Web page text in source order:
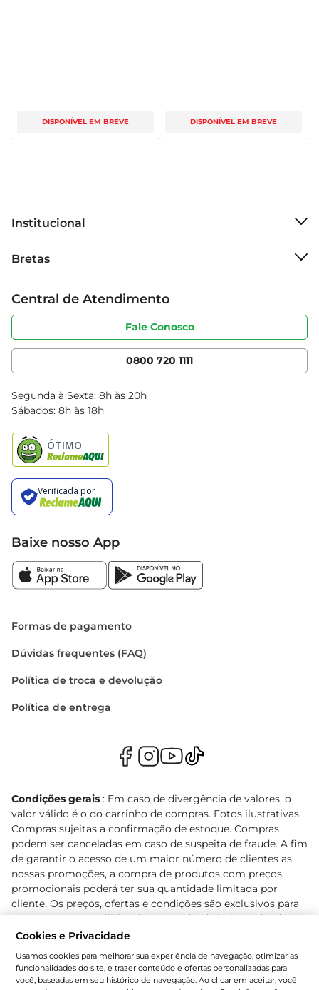
DISPONÍVEL EM BREVE DISPONÍVEL EM BREVE
Institucional
Grupo Cencosud
Sobre privacidade
Portal do fornecedor
Cencosud Media
Bretas
Produtos Bretas
Código de ética
Serviços
Clube Bretas
Blog Bretas
Black Friday
Central de Atendimento
Fale Conosco
0800 720 1111
Segunda à Sexta: 8h às 20h
Sábados: 8h às 18h
Baixe nosso App
Formas de pagamento
Dúvidas frequentes (FAQ)
Política de troca e devolução
Política de entrega
Condições gerais : Em caso de divergência de valores, o
valor válido é o do carrinho de compras. Fotos ilustrativas.
Compras sujeitas a confirmação de estoque. Compras
podem ser canceladas em caso de suspeita de fraude. A fim
de garantir o acesso de um maior número de clientes as
nossas promoções, a compra de produtos com preços
promocionais poderá ter sua quantidade limitada por
cliente. Os preços, ofertas e condições são exclusivos para
o e-commerce e válidos durante o dia de hoje, podendo
sofrer alterações sem prévia notificação. Proibida a venda
Lei n.º 8069/90, art. 81, inciso II (Estatuto da Criança e do
Adolescente). Preços e condições exclusivos para o
Cookies e Privacidade
Usamos cookies para melhorar sua experiência de navegação, otimizar as
funcionalidades do site, e trazer conteúdo e ofertas personalizadas para
você, baseadas em seu histórico de navegação. Ao clicar em aceitar, você